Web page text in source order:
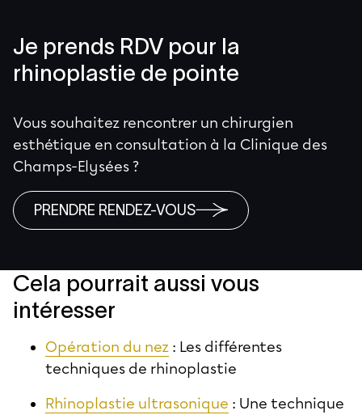
Je prends RDV pour la
rhinoplastie de pointe
Vous souhaitez rencontrer un chirurgien
esthétique en consultation à la Clinique des
Champs-Elysées ?
PRENDRE RENDEZ-VOUS
Cela pourrait aussi vous
intéresser
Opération du nez : Les différentes
techniques de rhinoplastie
Rhinoplastie ultrasonique : Une technique